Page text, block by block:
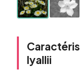
lyallii